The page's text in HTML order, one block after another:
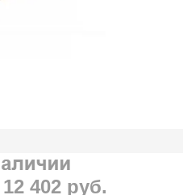
12 402 руб.